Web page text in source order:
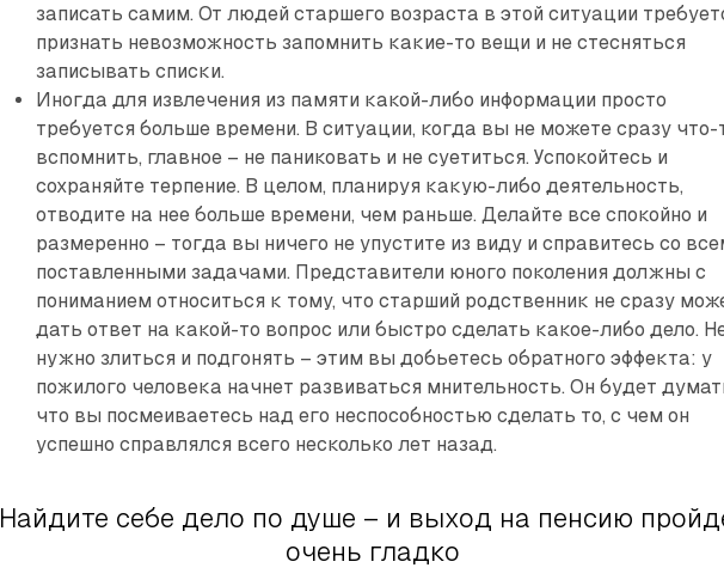
записать самим. От людей старшего возраста в этой ситуации
признать невозможность запомнить какие-то вещи и не стесняться
записывать списки.
Иногда для извлечения из памяти какой-либо информации просто
требуется больше времени. В ситуации, когда вы не можете сразу что-
вспомнить, главное – не паниковать и не суетиться. Успокойтесь и
сохраняйте терпение. В целом, планируя какую-либо деятельность,
отводите на нее больше времени, чем раньше. Делайте все спокойно и
размеренно – тогда вы ничего не упустите из виду и справитесь со
поставленными задачами. Представители юного поколения должны с
пониманием относиться к тому, что старший родственник не сразу
дать ответ на какой-то вопрос или быстро сделать какое-либо дело.
нужно злиться и подгонять – этим вы добьетесь обратного эффекта: у
пожилого человека начнет развиваться мнительность. Он будет
что вы посмеиваетесь над его неспособностью сделать то, с чем он
успешно справлялся всего несколько лет назад.
Найдите себе дело по душе – и выход на пенсию
очень гладко